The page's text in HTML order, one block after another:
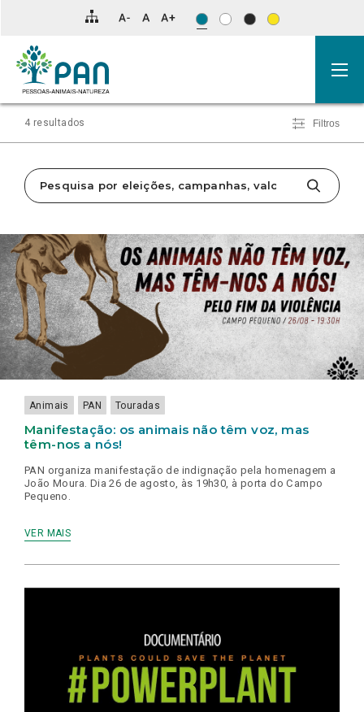
para
resultados
pesquisa.
4 resultados Filtros
Animais PAN Touradas
Manifestação: os animais não têm voz, mas
têm-nos a nós!
PAN organiza manifestação de indignação pela homenagem a
João Moura. Dia 26 de agosto, às 19h30, à porta do Campo
Pequeno.
VER MAIS
OS
ANIMAIS
NÃO
TÊM
VOZ,
MAS
TÊM-
NOS
A
NÓS!
E
LÍDER
DO
PARTIDO
HOLANDÊS
PELOS
ANIMAIS
ORGANIZAM
ESTREIA
PORTUGUESA
DO
DOCUMENTÁRIO
PAN
AÇORES